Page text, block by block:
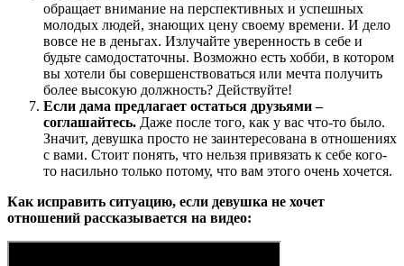
обращает внимание на перспективных и успешных
молодых людей, знающих цену своему времени. И дело
вовсе не в деньгах. Излучайте уверенность в себе и
будьте самодостаточны. Возможно есть хобби, в котором
вы хотели бы совершенствоваться или мечта получить
более высокую должность? Действуйте!
Если дама предлагает остаться друзьями –
соглашайтесь. Даже после того, как у вас что-то было.
Значит, девушка просто не заинтересована в отношениях
с вами. Стоит понять, что нельзя привязать к себе кого-
то насильно только потому, что вам этого очень хочется.
Как исправить ситуацию, если девушка не хочет
отношений рассказывается на видео: